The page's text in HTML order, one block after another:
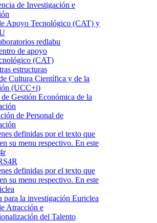
de Investigación e
Apoyo Tecnológico (CAT) y
redlabu
de apoyo
(CAT)
estructuras
Cultura Científica y de la
(UCC+i)
Gestión Económica de la
de Personal de
para la investigación Euriclea
Atracción e
del Talento